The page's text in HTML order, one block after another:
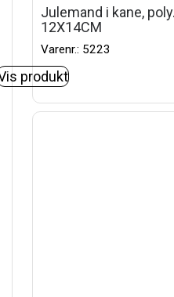
Julemand i kane,
12X14CM
Varenr.: 5223
produkt